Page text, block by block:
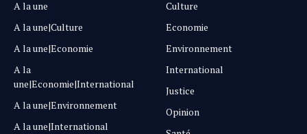
A la une
A la une|Culture
A la une|Economie
A la
une|Economie|International
A la une|Environnement
A la une|International
Culture
Economie
Environnement
International
Justice
Opinion